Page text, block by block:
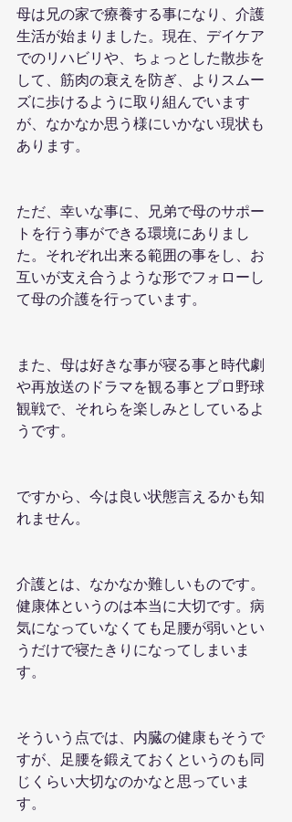
母は兄の家で療養する事になり、介護
生活が始まりました。現在、デイケア
でのリハビリや、ちょっとした散歩を
して、筋肉の衰えを防ぎ、よりスムー
ズに歩けるように取り組んでいます
が、なかなか思う様にいかない現状も
あります。
ただ、幸いな事に、兄弟で母のサポー
トを行う事ができる環境にありまし
た。それぞれ出来る範囲の事をし、お
互いが支え合うような形でフォローし
て母の介護を行っています。
また、母は好きな事が寝る事と時代劇
や再放送のドラマを観る事とプロ野球
観戦で、それらを楽しみとしているよ
うです。
ですから、今は良い状態言えるかも知
れません。
介護とは、なかなか難しいものです。
健康体というのは本当に大切です。病
気になっていなくても足腰が弱いとい
うだけで寝たきりになってしまいま
す。
そういう点では、内臓の健康もそうで
すが、足腰を鍛えておくというのも同
じくらい大切なのかなと思っていま
す。